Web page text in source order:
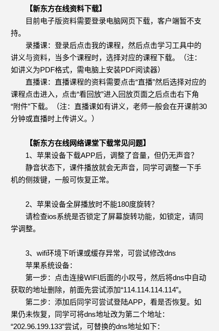
【新东方在线资料下载】
目前电子版资料需要登录电脑网页下载，客户端暂不支
持。
录播课：登录后点击我的课程，然后点击学习工具中的
讲义与资料，当多个课程时，选择对应的课程下载。（注：
如讲义为PDF格式，需电脑上安装PDF阅读器）
直播课：直播课程的资料需要点击“直播”然后选择对应的
课程点击进入，点击“看回放”进入回放页面之后点击右下角
“附件”下载。（注：直播课如有讲义，老师一般会在开课前30
分钟或直播时上传讲义。）
【新东方在线网络课堂下载常见问题】
1、苹果设备下载APP后，调整了音量，但仍无声音？
静音状态下，课件播放就会无声音，同学可调整一下手
机的侧拨键，一般可恢复正常。
2、苹果设备全屏播放时不能180度旋转？
请检查ios系统是否锁定了屏幕旋转功能，如锁定，请同
学调整。
3、wifi环境下听课或缓存异常，可尝试修改dns
苹果系统设备：
第一步：点击连接WIFI后面的小叹号，然后将dns中自动
获取的地址删除，前面先尝试添加“114.114.114.114”。
第二步：添加后同学可尝试登陆APP，看是否恢复。如
果仍未恢复，同学可将dns地址改为第二个地址：
“202.96.199.133”尝试，可替换的dns地址如下：